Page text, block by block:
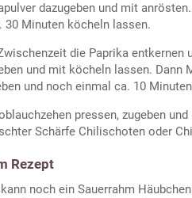
dazugeben und mit
30 Minuten köcheln lassen.
die Paprika entkernen
und mit köcheln lassen. Dann
und noch einmal ca. 10
pressen, zugeben
Schärfe Chilischoten oder
Rezept
noch ein Sauerrahm